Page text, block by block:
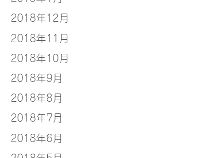
2018年12月
2018年11月
2018年10月
2018年9月
2018年8月
2018年7月
2018年6月